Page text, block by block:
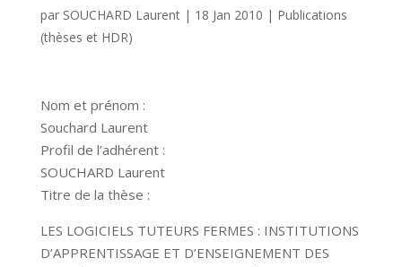
par SOUCHARD Laurent| 18 Jan 2010 | Publications
(thèses et HDR)
Nom et prénom :
Souchard Laurent
Profil de l’adhérent :
SOUCHARD Laurent
Titre de la thèse :
LES LOGICIELS TUTEURS FERMES : INSTITUTIONS
D’APPRENTISSAGE ET D’ENSEIGNEMENT DES